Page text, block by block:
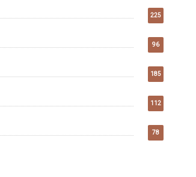
225
96
185
112
78